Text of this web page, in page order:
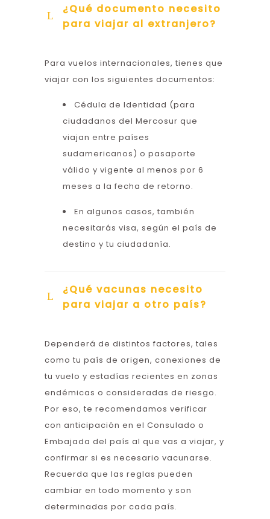
¿Qué documento necesito
para viajar al extranjero?
Para vuelos internacionales, tienes que
viajar con los siguientes documentos:
Cédula de Identidad (para
ciudadanos del Mercosur que
viajan entre países
sudamericanos) o pasaporte
válido y vigente al menos por 6
meses a la fecha de retorno.
En algunos casos, también
necesitarás visa, según el país de
destino y tu ciudadanía.
¿Qué vacunas necesito
para viajar a otro país?
Dependerá de distintos factores, tales
como tu país de origen, conexiones de
tu vuelo y estadías recientes en zonas
endémicas o consideradas de riesgo.
Por eso, te recomendamos verificar
con anticipación en el Consulado o
Embajada del país al que vas a viajar, y
confirmar si es necesario vacunarse.
Recuerda que las reglas pueden
cambiar en todo momento y son
determinadas por cada país.